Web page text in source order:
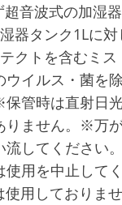
音波式の加湿
器タンク1Lに
クトを含むミ
イルス・菌を
管時は直射日
ません。※万
してください
用を中止して
用しておりま